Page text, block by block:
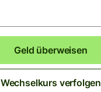
Geld überweisen
Wechselkurs verfolgen